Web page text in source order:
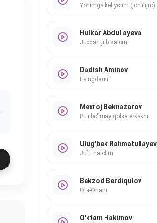
Yonimga kel yorim (jonli ijro)
Hulkar Abdullayeva
Jubdan jub salom
Dadish Aminov
Esingdami
Mexroj Beknazarov
Puli bo'lmay qolsa erkakni
Ulug'bek Rahmatullayev
Jufti halolim
Bekzod Berdiqulov
Ota-Onam
O'ktam Hakimov